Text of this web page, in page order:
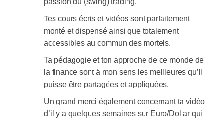
Tes cours écris et vidéos sont parfaitement
monté et dispensé ainsi que totalement
accessibles au commun des mortels.
Ta pédagogie et ton approche de ce monde de
la finance sont à mon sens les meilleures qu’il
puisse être partagées et appliquées.
Un grand merci également concernant ta vidéo
d’il y a quelques semaines sur Euro/Dollar qui